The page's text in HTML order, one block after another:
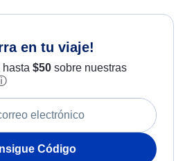
en tu viaje!
hasta $50sobre nuestras
Código